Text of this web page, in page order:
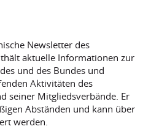
Newsletter des
aktuelle Informationen zur
und des Bundes und
Aktivitäten des
seiner Mitgliedsverbände. Er
Abständen und kann über
werden.